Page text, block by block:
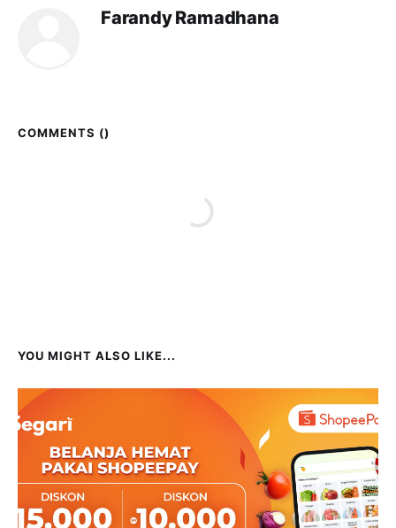
Farandy Ramadhana
COMMENTS ()
YOU MIGHT ALSO LIKE...